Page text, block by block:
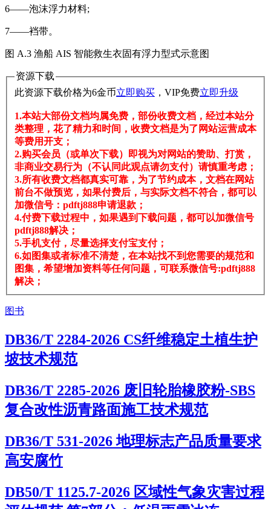
6——泡沫浮力材料;
7——裆带。
图 A.3 渔船 AIS 智能救生衣固有浮力型式示意图
资源下载
此资源下载价格为6金币立即购买 ，VIP免费立即升级
1.本站大部份文档均属免费，部份收费文档，经过本站分
类整理，花了精力和时间，收费文档是为了网站运营成本
等费用开支；
2.购买会员（或单次下载）即视为对网站的赞助、打赏，
非商业交易行为（不认同此观点请勿支付）请慎重考虑；
3.所有收费文档都真实可靠，为了节约成本，文档在网站
前台不做预览，如果付费后，与实际文档不符合，都可以
加微信号：pdftj888申请退款；
4.付费下载过程中，如果遇到下载问题，都可以加微信号
pdftj888解决；
5.手机支付，尽量选择支付宝支付；
6.如图集或者标准不清楚，在本站找不到您需要的规范和
图集，希望增加资料等任何问题，可联系微信号:pdftj888
解决；
图书
DB36/T 2284-2026 CS纤维稳定土植生护
坡技术规范
DB36/T 2285-2026 废旧轮胎橡胶粉-SBS
复合改性沥青路面施工技术规范
DB36/T 531-2026 地理标志产品质量要求
高安腐竹
DB50/T 1125.7-2026 区域性气象灾害过程